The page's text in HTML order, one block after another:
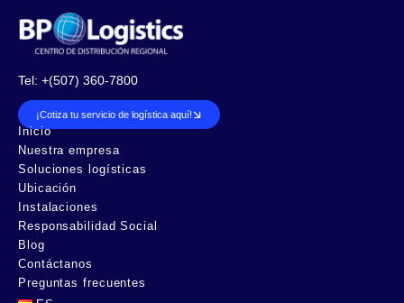
Tel: +(507) 360-7800
¡Cotiza tu servicio de logística aquí!
Inicio
Nuestra empresa
Soluciones logísticas
Ubicación
Instalaciones
Responsabilidad Social
Blog
Contáctanos
Preguntas frecuentes